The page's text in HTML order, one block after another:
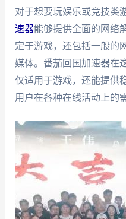
对于想要玩娱乐或竞技类
速器能够提供全面的网络
定于游戏，还包括一般的
媒体。番茄回国加速器在
仅适用于游戏，还能提供
用户在各种在线活动上的